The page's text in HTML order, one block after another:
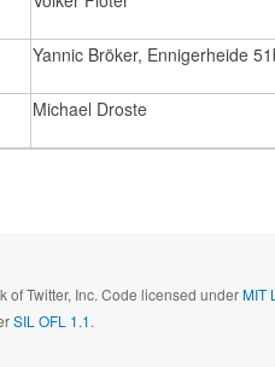
Yannic Bröker, Ennigerheide
Michael Droste
of Twitter, Inc. Code licensed underMIT
SIL OFL 1.1.